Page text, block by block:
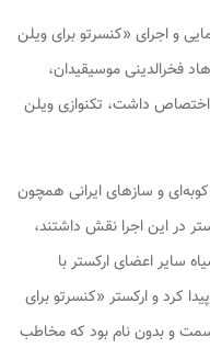
و اجرای «کنسرتو برای ویلن
فخرالدینی موسیقیدان،
اختصاص داشت، تکنوازی ویلن
و سازهای ایرانی همچون
در این اجرا نقش داشتند،
سایر اعضای ارکستر با
کرد و ارکستر «کنسرتو برای
و بدون نام بود که مخاطب